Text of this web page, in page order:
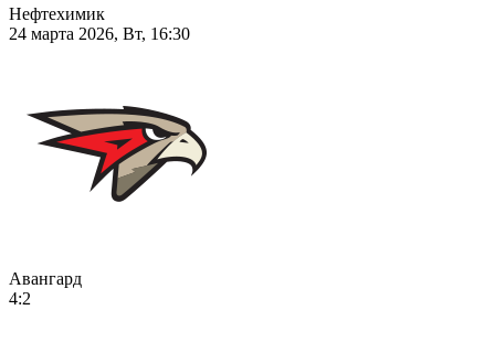
Нефтехимик
24 марта 2026, Вт, 16:30
Авангард
4:2